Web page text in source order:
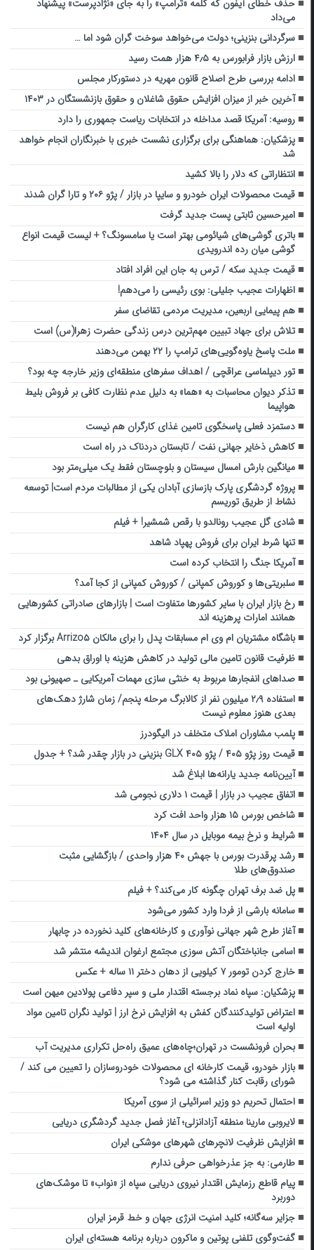
حذف خطای آیفون که کلمه «ترامپ» را به جای «نژادپرست» پیشنهاد
می‌داد
سرگردانی بنزینی؛ دولت می‌خواهد سوخت گران شود اما …
ارزش بازار فرابورس به ۴٫۵ هزار همت رسید
ادامه بررسی طرح اصلاح قانون مهریه در دستورکار مجلس
آخرین خبر از میزان افزایش حقوق شاغلان و حقوق بازنشستگان در ۱۴۰۳
روسیه: آمریکا قصد مداخله در انتخابات ریاست جمهوری را دارد
پزشکیان: هماهنگی برای برگزاری نشست خبری با خبرنگاران انجام خواهد
شد
انتظاراتی که دلار را بالا کشید
قیمت محصولات ایران خودرو و سایپا در بازار / پژو ۲۰۶ و تارا گران شدند
امیرحسین ثابتی پست جدید گرفت
باتری گوشی‌های شیائومی بهتر است یا سامسونگ؟ + لیست قیمت انواع
گوشی میان رده اندرویدی
قیمت جدید سکه / ترس به جان این افراد افتاد
اظهارات عجیب جلیلی: بوی رئیسی را می‌دهم!
هم پیمایی اربعین، مدیریت مردمی تقاضای سفر
تلاش برای جهاد تبیین مهم‌ترین درس زندگی حضرت زهرا(س) است
ملت پاسخ یاوه‌گویی‌های ترامپ را ۲۲ بهمن می‌دهند
تور دیپلماسی عراقچی / اهداف سفرهای منطقه‌ای وزیر خارجه چه بود؟
تذکر دیوان محاسبات به «هما» به دلیل عدم نظارت کافی بر فروش بلیط
هواپیما
دستمزد فعلی پاسخگوی تامین غذای کارگران هم نیست
کاهش ذخایر جهانی نفت / تابستان دردناک در راه است
میانگین بارش امسال سیستان و بلوچستان فقط یک میلی‌متر بود
پروژه گردشگری پارک بازسازی آبادان یکی از مطالبات مردم است| توسعه
نشاط از طریق توریسم
شادی گل عجیب رونالدو با رقص شمشیر! + فیلم
تنها شرط ایران برای فروش پهپاد شاهد
آمریکا جنگ را انتخاب کرده است
سلبریتی‌ها و کوروش کمپانی / کوروش کمپانی از کجا آمد؟
رخ بازار ایران با سایر کشورها متفاوت است | بازارهای صادراتی کشورهایی
همانند امارات پرهزینه اند
باشگاه مشتریان ام وی ام مسابقات پدل را برای مالکان Arrizo۵ برگزار کرد
ظرفیت قانون تامین مالی تولید در کاهش هزینه با اوراق بدهی
صداهای انفجارها‌ مربوط به خنثی سازی مهمات آمریکایی ـ صهیونی بود
استفاده ۲٫۹ میلیون نفر از کالابرگ مرحله پنجم/ زمان شارژ دهک‌های
بعدی هنوز معلوم نیست
پلمب مشاوران املاک متخلف در الیگودرز
قیمت روز پژو ۴۰۵ / پژو ۴۰۵ GLX بنزینی در بازار چقدر شد؟ + جدول
آیین‌نامه جدید یارانه‌ها ابلاغ شد
اتفاق عجیب در بازار | قیمت ۱ دلاری نجومی شد
شاخص بورس ۱۵ هزار واحد افت کرد
شرایط و نرخ بیمه موبایل در سال ۱۴۰۴
رشد پرقدرت بورس با جهش ۴۰ هزار واحدی / بازگشایی مثبت
صندوق‌های طلا
پل ضد برف تهران چگونه کار می‌کند؟ + فیلم
سامانه بارشی از فردا وارد کشور می‌شود
آغاز طرح شهر جهانی نوآوری و کارخانه‌های کلید نخورده در چابهار
اسامی جانباختگان آتش سوزی مجتمع ارغوان اندیشه منتشر شد
خارج کردن تومور ۷ کیلویی از دهان دختر ۱۱ ساله + عکس
پزشکیان: سپاه نماد برجسته اقتدار ملی و سپر دفاعی پولادین میهن است
اعتراض تولیدکنندگان کفش به افزایش نرخ ارز | تولید نگران تامین مواد
اولیه است
بحران فرونشست در تهران؛چاه‌های عمیق راه‌حل تکراری مدیریت آب
بازار خودرو، قیمت کارخانه ای محصولات خودروسازان را تعیین می کند /
شورای رقابت کنار گذاشته می شود؟
احتمال تحریم دو وزیر اسرائیلی از سوی آمریکا
لایروبی مارینا منطقه آزادانزلی؛ آغاز فصل جدید گردشگری دریایی
افزایش ظرفیت لانچرهای شهرهای موشکی ایران
طارمی: به جز عذرخواهی حرفی ندارم
پیام قاطع رزمایش اقتدار نیروی دریایی سپاه از «نواب» تا موشک‌های
دوربرد
جزایر سه‌گانه؛ کلید امنیت انرژی جهان و خط قرمز ایران
گفت‌وگوی تلفنی پوتین و ماکرون درباره برنامه هسته‌ای ایران